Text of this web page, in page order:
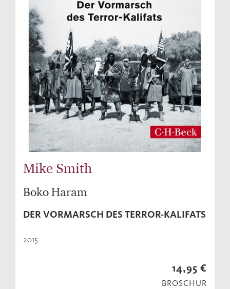
Mike Smith
Boko Haram
DER VORMARSCH DES TERROR-KALIFATS
2015
14,95 €
BROSCHUR